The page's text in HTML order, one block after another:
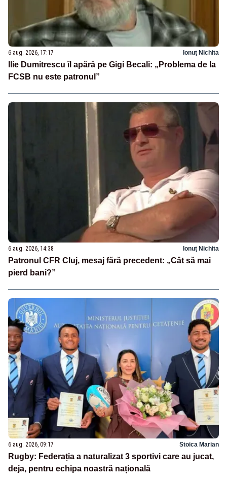
6 aug. 2026, 17:17 Ionuț Nichita
Ilie Dumitrescu îl apără pe Gigi Becali: „Problema de la
FCSB nu este patronul”
6 aug. 2026, 14:38 Ionuț Nichita
Patronul CFR Cluj, mesaj fără precedent: „Cât să mai
pierd bani?”
6 aug. 2026, 09:17 Stoica Marian
Rugby: Federația a naturalizat 3 sportivi care au jucat,
deja, pentru echipa noastră națională